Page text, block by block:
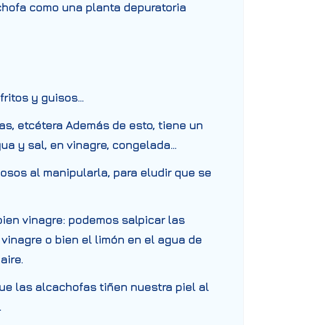
como una planta depuratoria
y guisos…
etcétera Además de esto, tiene un
y sal, en vinagre, congelada…
al manipularla, para eludir que se
vinagre: podemos salpicar las
o bien el limón en el agua de
las alcachofas tiñen nuestra piel al